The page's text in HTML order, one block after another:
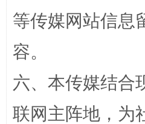
等传媒网站信息
容。
六、本传媒结合
联网主阵地，为